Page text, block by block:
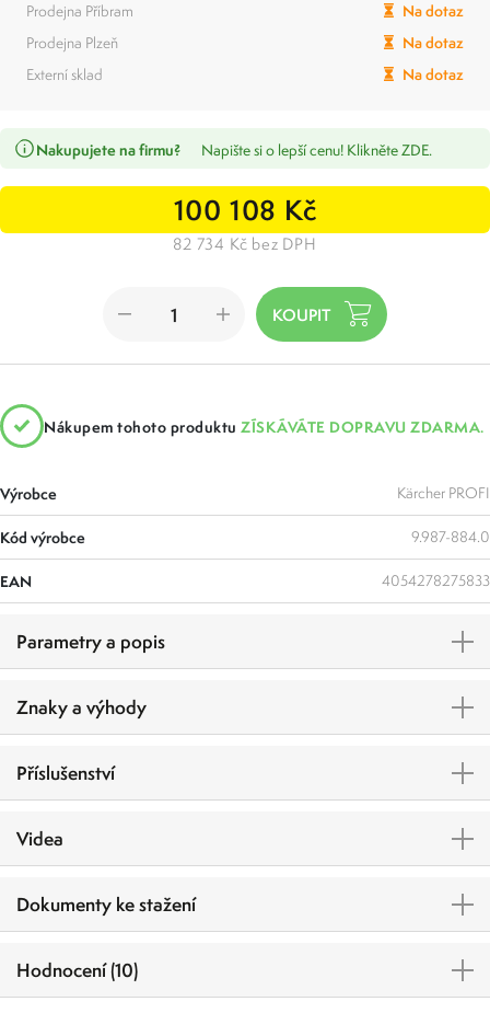
Prodejna Příbram
Na dotaz
Prodejna Plzeň
Na dotaz
Externí sklad
Na dotaz
Nakupujete na firmu? Napište si o lepší cenu! Klikněte ZDE.
100 108 Kč
82 734 Kč bez DPH
Nákupem tohoto produktu ZÍSKÁVÁTE DOPRAVU ZDARMA.
Výrobce Kärcher PROFI
Kód výrobce 9.987-884.0
EAN 4054278275833
Parametry a popis
Znaky a výhody
Příslušenství
Videa
Dokumenty ke stažení
Hodnocení (10)